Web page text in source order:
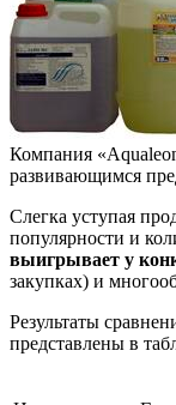
Компания
развивающимся
Слегка уступая
популярности и
выигрывает у
закупках) и
Результаты
представлены в